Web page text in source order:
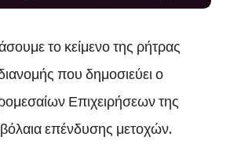
το κείμενο της ρήτρας
που δημοσιεύει ο
Επιχειρήσεων της
επένδυσης μετοχών.